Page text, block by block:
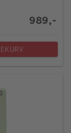
989,-